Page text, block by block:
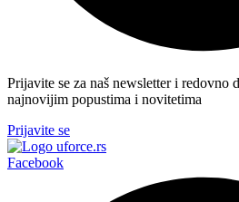
Prijavite se za naš newsletter i redovno
najnovijim popustima i novitetima
Prijavite se
Facebook